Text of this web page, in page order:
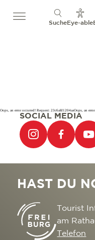
SucheEye-able
Oops, an error occurred! Request: 23c6afd1204aaOops, an
SOCIAL MEDIA
HAST DU
Tourist
am
Telefon